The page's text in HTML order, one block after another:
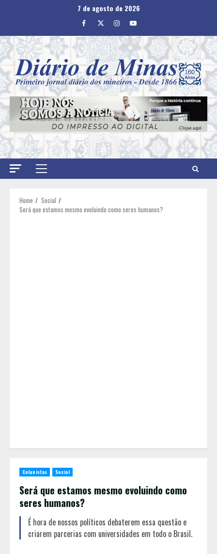
7 de agosto de 2026
Facebook
TwitterInstagram
Youtube
Primary
Home
Social
Será que estamos mesmo evoluindo como seres humanos?
Colunistas Social
Será que estamos mesmo evoluindo como
seres humanos?
É hora de nossos políticos debaterem essa questão e
criarem parcerias com universidades em todo o Brasil.